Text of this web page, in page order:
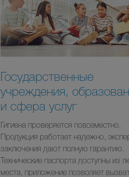
Государственные
учреждения,
и сфера услуг
Гигиена проверяется повсеместно.
Продукция работает надежно,
заключения дают полную гарантию.
Технические паспорта доступны из
места, приложение позволяет